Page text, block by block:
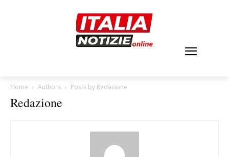
Home Authors Posts by Redazione
Redazione